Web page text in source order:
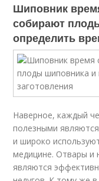
Шиповник
собирают
определить
Наверное, каждый
полезными
и широко
медицине. Отвары и
являются